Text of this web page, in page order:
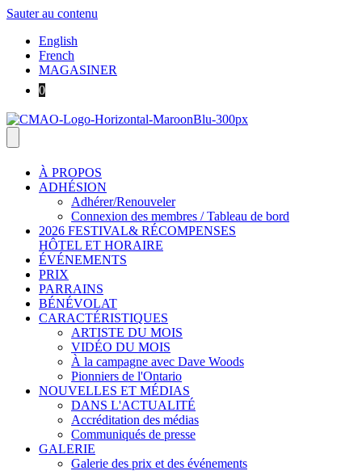
Sauter au contenu
English
French
MAGASINER
0
À PROPOS
ADHÉSION
Adhérer/Renouveler
Connexion des membres / Tableau de bord
2026 FESTIVAL& RÉCOMPENSES
HÔTEL ET HORAIRE
ÉVÉNEMENTS
PRIX
PARRAINS
BÉNÉVOLAT
CARACTÉRISTIQUES
ARTISTE DU MOIS
VIDÉO DU MOIS
À la campagne avec Dave Woods
Pionniers de l'Ontario
NOUVELLES ET MÉDIAS
DANS L'ACTUALITÉ
Accréditation des médias
Communiqués de presse
GALERIE
Galerie des prix et des événements